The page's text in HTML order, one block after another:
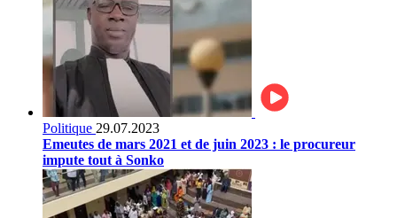
Politique 29.07.2023
Emeutes de mars 2021 et de juin 2023 : le procureur
impute tout à Sonko